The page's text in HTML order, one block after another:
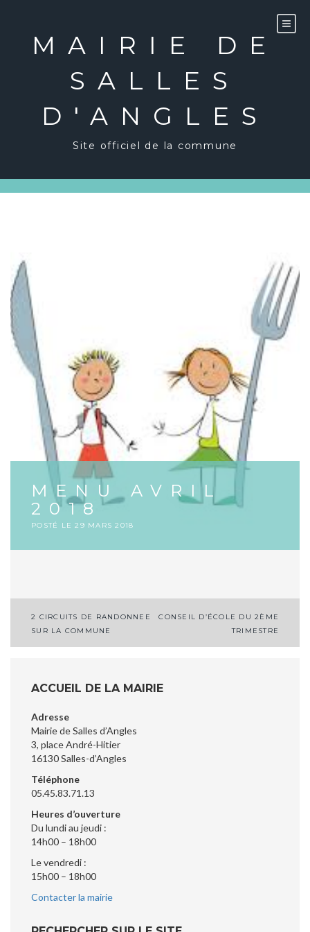
MAIRIE DE
SALLES
D'ANGLES
Site officiel de la commune
MENU AVRIL
2018
POSTÉ LE29 MARS 2018
Navigation
de
2 CIRCUITS DE RANDONNEE
SUR LA COMMUNE
CONSEIL D’ÉCOLE DU 2ÈME
TRIMESTRE
ACCUEIL DE LA MAIRIE
Adresse
Mairie de Salles d’Angles
3, place André-Hitier
16130 Salles-d’Angles
Téléphone
05.45.83.71.13
Heures d’ouverture
Du lundi au jeudi :
14h00 – 18h00
Le vendredi :
15h00 – 18h00
Contacter la mairie